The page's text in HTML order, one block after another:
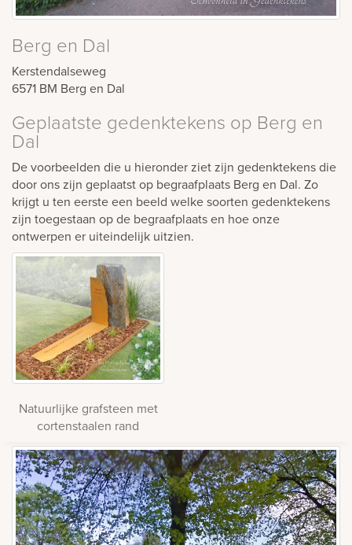
Berg en Dal
Kerstendalseweg
6571 BM Berg en Dal
Geplaatste gedenktekens op Berg en
Dal
De voorbeelden die u hieronder ziet zijn gedenktekens die
door ons zijn geplaatst op begraafplaats Berg en Dal. Zo
krijgt u ten eerste een beeld welke soorten gedenktekens
zijn toegestaan op de begraafplaats en hoe onze
ontwerpen er uiteindelijk uitzien.
Natuurlijke grafsteen met
cortenstaalen rand